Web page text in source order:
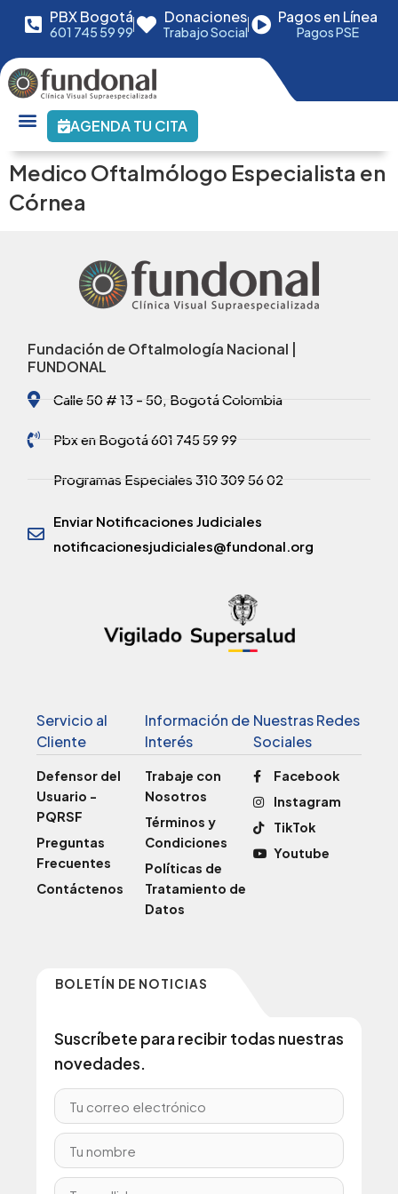
PBX Bogotá
601 745 59 99
Donaciones
Trabajo Social
Pagos en Línea
Pagos PSE
AGENDA TU CITA
Medico Oftalmólogo Especialista en
Córnea
Fundación de Oftalmología Nacional |
FUNDONAL
Calle 50 # 13 - 50, Bogotá Colombia
Pbx en Bogotá 601 745 59 99
Programas Especiales 310 309 56 02
Enviar Notificaciones Judiciales
notificacionesjudiciales@fundonal.org
Servicio al
Cliente
Defensor del
Usuario -
PQRSF
Preguntas
Frecuentes
Contáctenos
Información de
Interés
Trabaje con
Nosotros
Términos y
Condiciones
Políticas de
Tratamiento de
Datos
Nuestras Redes
Sociales
Facebook
Instagram
TikTok
Youtube
BOLETÍN DE NOTICIAS
Suscríbete para recibir todas nuestras
novedades.